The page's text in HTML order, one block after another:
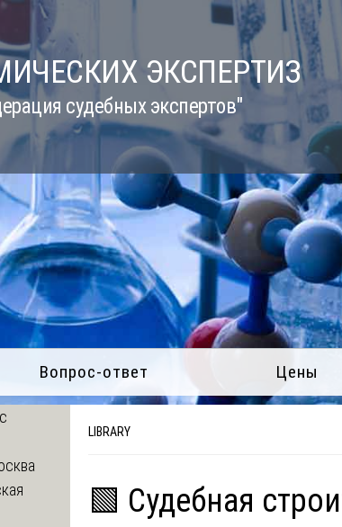
ЭКСПЕРТИЗ
судебных экспертов"
Вопрос-ответ Цены
LIBRARY
🟩 Судебная